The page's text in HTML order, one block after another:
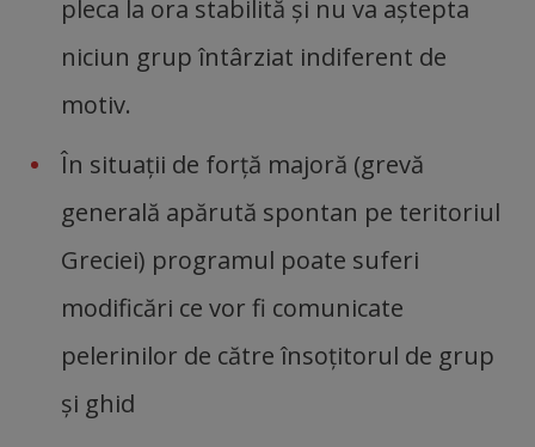
pleca la ora stabilită și nu va aștepta
niciun grup întârziat indiferent de
motiv.
În situații de forță majoră (grevă
generală apărută spontan pe teritoriul
Greciei) programul poate suferi
modificări ce vor fi comunicate
pelerinilor de către însoțitorul de grup
și ghid